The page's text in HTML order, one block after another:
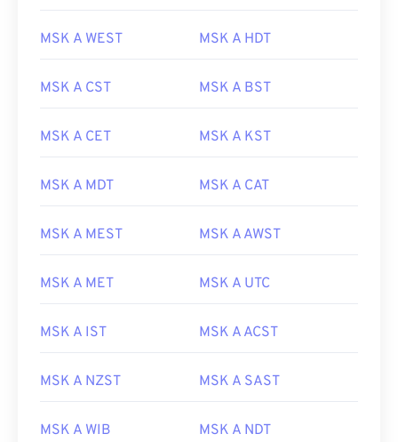
MSK A WEST MSK A HDT
MSK A CST MSK A BST
MSK A CET MSK A KST
MSK A MDT MSK A CAT
MSK A MEST MSK A AWST
MSK A MET MSK A UTC
MSK A IST MSK A ACST
MSK A NZST MSK A SAST
MSK A WIB MSK A NDT